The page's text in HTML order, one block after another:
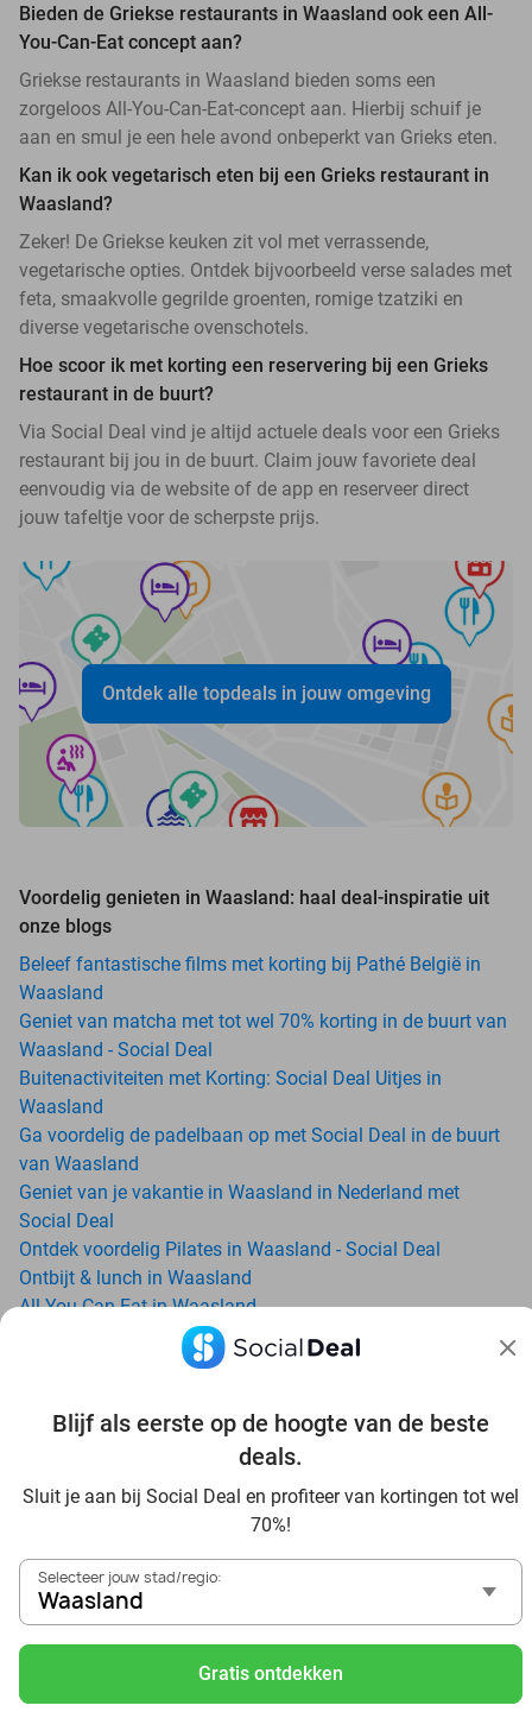
Blijf als eerste op de hoogte van de beste
deals.
Sluit je aan bij Social Deal en profiteer van kortingen tot wel
70%!
Selecteer jouw stad/regio:
Waasland
Gratis ontdekken
Bieden de Griekse restaurants in Waasland ook een All-
You-Can-Eat concept aan?
Griekse restaurants in Waasland bieden soms een
zorgeloos All-You-Can-Eat-concept aan. Hierbij schuif je
aan en smul je een hele avond onbeperkt van Grieks eten.
Kan ik ook vegetarisch eten bij een Grieks restaurant in
Waasland?
Zeker! De Griekse keuken zit vol met verrassende,
vegetarische opties. Ontdek bijvoorbeeld verse salades met
feta, smaakvolle gegrilde groenten, romige tzatziki en
diverse vegetarische ovenschotels.
Hoe scoor ik met korting een reservering bij een Grieks
restaurant in de buurt?
Via Social Deal vind je altijd actuele deals voor een Grieks
restaurant bij jou in de buurt. Claim jouw favoriete deal
eenvoudig via de website of de app en reserveer direct
jouw tafeltje voor de scherpste prijs.
Ontdek alle topdeals in jouw omgeving
Voordelig genieten in Waasland: haal deal-inspiratie uit
onze blogs
Beleef fantastische films met korting bij Pathé België in
Waasland
Geniet van matcha met tot wel 70% korting in de buurt van
Waasland - Social Deal
Buitenactiviteiten met Korting: Social Deal Uitjes in
Waasland
Ga voordelig de padelbaan op met Social Deal in de buurt
van Waasland
Geniet van je vakantie in Waasland in Nederland met
Social Deal
Ontdek voordelig Pilates in Waasland - Social Deal
Ontbijt & lunch in Waasland
All-You-Can-Eat in Waasland
Avondje uit in regio Waasland? Ontdek 6x inspiratie voor
een onvergetelijke avond
voor de ideale dates
Dagje uit naar Pairi Daiza vanaf Waasland: verwonder je in
Ontdek de beste restaurants in Waasland via Social Deal
Voordelig sushi scoren? Ontdek de beste sushi restaurants
in Waasland en omgeving
Schoonheidsspecialisten in Waasland: voordelige
beautydeals
Schoonheidssalons in Waasland: voordelige beauty-
Met korting zwemmen bij zwembaden in regio Waasland